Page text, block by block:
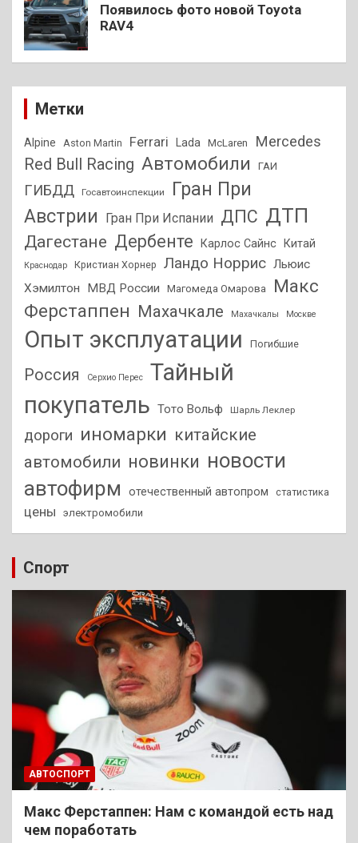
Появилось фото новой Toyota
RAV4
Метки
Alpine Aston Martin Ferrari Lada McLaren Mercedes
Red Bull Racing Автомобили ГАИ
ГИБДД Госавтоинспекции
Гран При
Австрии
Гран При Испании ДПС ДТП
Дагестане Дербенте Карлос Сайнс Китай
Краснодар Кристиан Хорнер Ландо Норрис Льюис
Хэмилтон
МВД России Магомеда Омарова
Макс
Ферстаппен Махачкале Махачкалы Москве
Опыт эксплуатации Погибшие
Россия Серхио Перес
Тайный
покупатель Тото Вольф Шарль Леклер
дороги иномарки китайские
автомобили новинки новости
автофирм
отечественный автопром статистика
цены электромобили
Спорт
АВТОСПОРТ
Макс Ферстаппен: Нам с командой есть над
чем поработать